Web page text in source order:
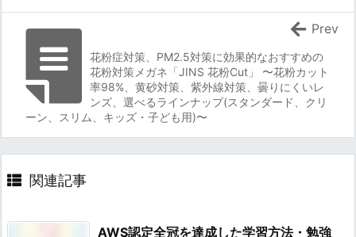
花粉症対策、PM2.5対策に効果的なおすすめの
花粉対策メガネ「JINS 花粉Cut」 〜花粉カット
率98%、黄砂対策、紫外線対策、曇りにくいレ
ンズ、選べるラインナップ(スタンダード、クリ
ーン、スリム、キッズ・子ども用)〜
Prev
関連記事
AWS認定全冠を達成した学習方法・勉強